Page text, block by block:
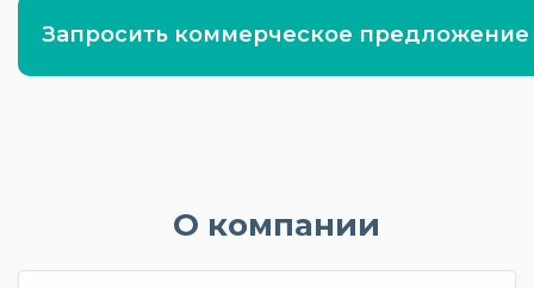
Запросить коммерческое предложение
О компании